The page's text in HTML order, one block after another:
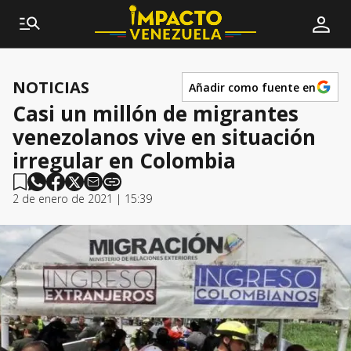
NOTICIAS Añadir como fuente en
Casi un millón de migrantes
venezolanos vive en situación
irregular en Colombia
2 de enero de 2021 | 15:39